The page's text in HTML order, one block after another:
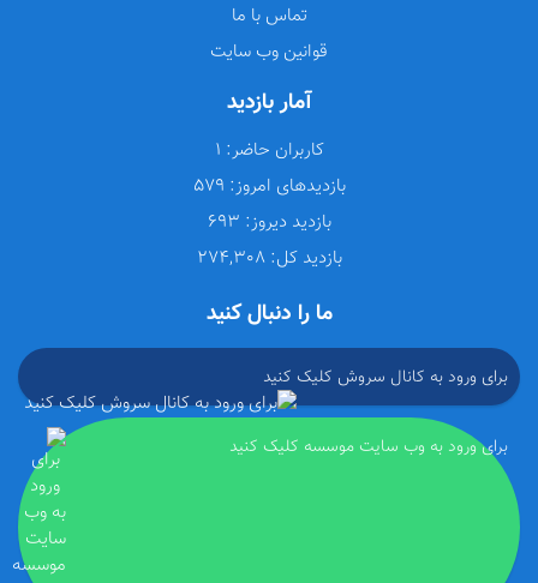
تماس با ما
قوانین وب سایت
آمار بازدید
کاربران حاضر:
بازدیدهای امروز:
بازدید دیروز:
بازدید کل: 274,308
ما را دنبال کنید
برای ورود به کانال سروش کلیک کنید
برای ورود به وب سایت موسسه کلیک کنید